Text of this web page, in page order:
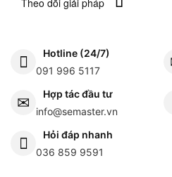
Theo dõi giải pháp
Hotline (24/7)
091 996 5117
Hợp tác đầu tư
info@semaster.vn
Hỏi đáp nhanh
036 859 9591